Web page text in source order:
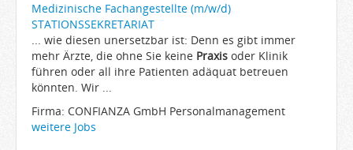
Medizinische Fachangestellte (m/w/d)
STATIONSSEKRETARIAT
... wie diesen unersetzbar ist: Denn es gibt immer
mehr Ärzte, die ohne Sie keine Praxis oder Klinik
führen oder all ihre Patienten adäquat betreuen
könnten. Wir ...
Firma: CONFIANZA GmbH Personalmanagement
weitere Jobs